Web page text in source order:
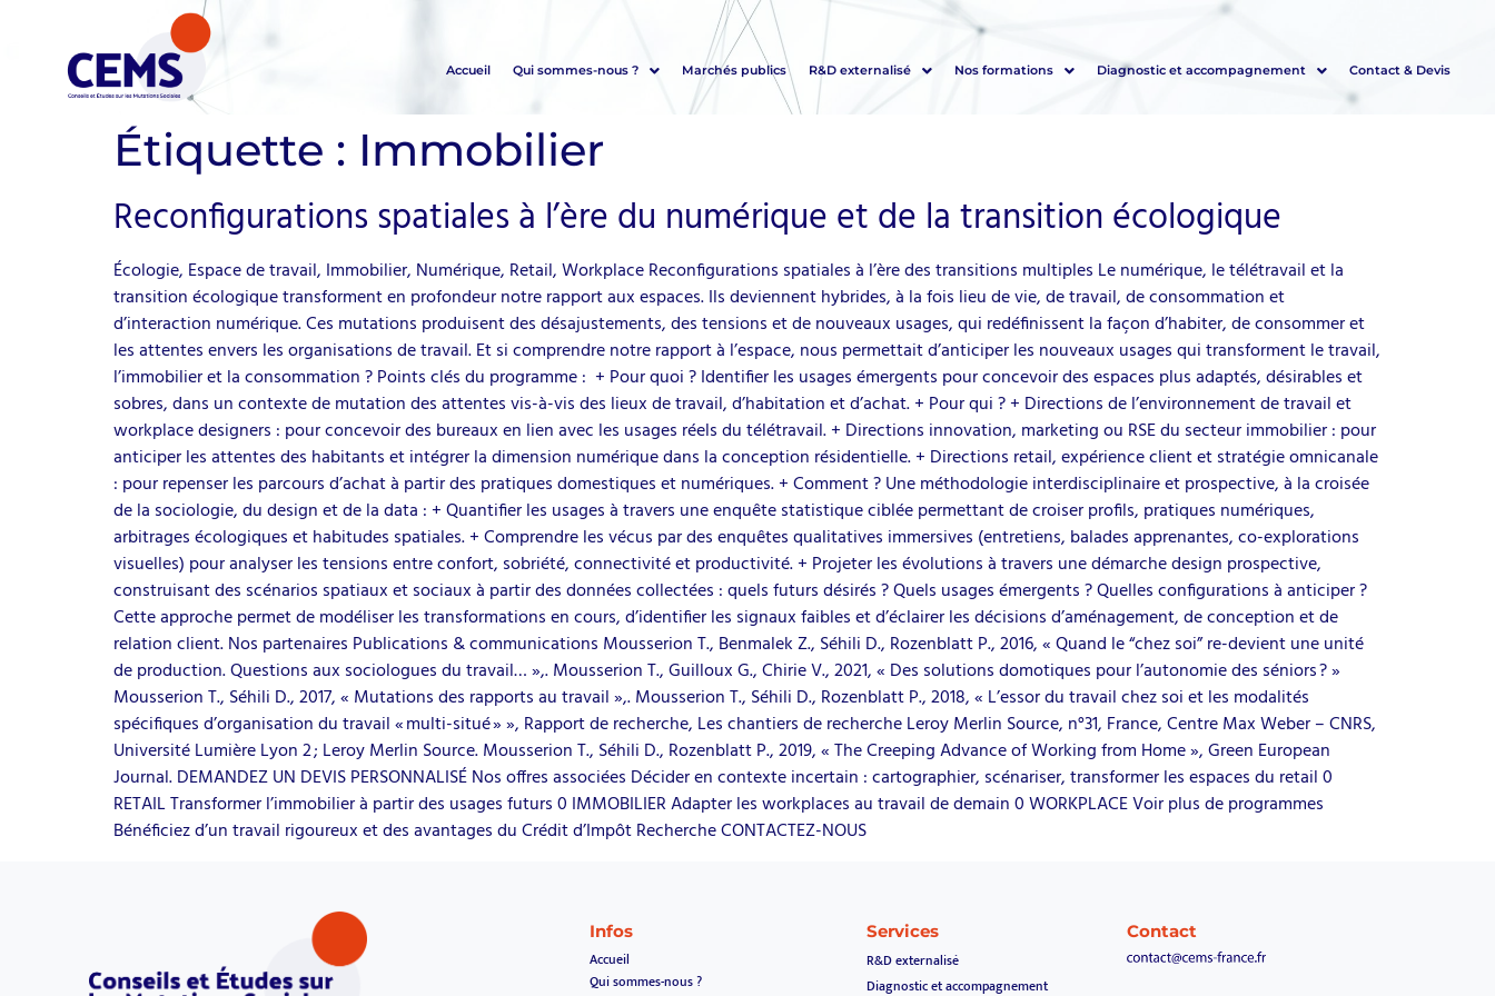
Accueil Qui sommes-nous ? Marchés publics R&D externalisé Nos formations Diagnostic et accompagnement Contact & Devis
Étiquette : Immobilier
Reconfigurations spatiales à l’ère du numérique et de la transition écologique
Écologie, Espace de travail, Immobilier, Numérique, Retail, Workplace Reconfigurations spatiales à l’ère des transitions multiples Le numérique, le télétravail et la
transition écologique transforment en profondeur notre rapport aux espaces. Ils deviennent hybrides, à la fois lieu de vie, de travail, de consommation et
d’interaction numérique. Ces mutations produisent des désajustements, des tensions et de nouveaux usages, qui redéfinissent la façon d’habiter, de consommer et
les attentes envers les organisations de travail. Et si comprendre notre rapport à l’espace, nous permettait d’anticiper les nouveaux usages qui transforment le travail,
l’immobilier et la consommation ? Points clés du programme : + Pour quoi ? Identifier les usages émergents pour concevoir des espaces plus adaptés, désirables et
sobres, dans un contexte de mutation des attentes vis-à-vis des lieux de travail, d’habitation et d’achat. + Pour qui ? + Directions de l’environnement de travail et
workplace designers : pour concevoir des bureaux en lien avec les usages réels du télétravail. + Directions innovation, marketing ou RSE du secteur immobilier : pour
anticiper les attentes des habitants et intégrer la dimension numérique dans la conception résidentielle. + Directions retail, expérience client et stratégie omnicanale
: pour repenser les parcours d’achat à partir des pratiques domestiques et numériques. + Comment ? Une méthodologie interdisciplinaire et prospective, à la croisée
de la sociologie, du design et de la data : + Quantifier les usages à travers une enquête statistique ciblée permettant de croiser profils, pratiques numériques,
arbitrages écologiques et habitudes spatiales. + Comprendre les vécus par des enquêtes qualitatives immersives (entretiens, balades apprenantes, co-explorations
visuelles) pour analyser les tensions entre confort, sobriété, connectivité et productivité. + Projeter les évolutions à travers une démarche design prospective,
construisant des scénarios spatiaux et sociaux à partir des données collectées : quels futurs désirés ? Quels usages émergents ? Quelles configurations à anticiper ?
Cette approche permet de modéliser les transformations en cours, d’identifier les signaux faibles et d’éclairer les décisions d’aménagement, de conception et de
relation client. Nos partenaires Publications & communications Mousserion T., Benmalek Z., Séhili D., Rozenblatt P., 2016, « Quand le “chez soi” re-devient une unité
de production. Questions aux sociologues du travail… »,. Mousserion T., Guilloux G., Chirie V., 2021, « Des solutions domotiques pour l’autonomie des séniors ? »
Mousserion T., Séhili D., 2017, « Mutations des rapports au travail »,. Mousserion T., Séhili D., Rozenblatt P., 2018, « L’essor du travail chez soi et les modalités
spécifiques d’organisation du travail « multi-situé » », Rapport de recherche, Les chantiers de recherche Leroy Merlin Source, n°31, France, Centre Max Weber – CNRS,
Université Lumière Lyon 2 ; Leroy Merlin Source. Mousserion T., Séhili D., Rozenblatt P., 2019, « The Creeping Advance of Working from Home », Green European
Journal. DEMANDEZ UN DEVIS PERSONNALISÉ Nos offres associées Décider en contexte incertain : cartographier, scénariser, transformer les espaces du retail 0
RETAIL Transformer l’immobilier à partir des usages futurs 0 IMMOBILIER Adapter les workplaces au travail de demain 0 WORKPLACE Voir plus de programmes
Bénéficiez d’un travail rigoureux et des avantages du Crédit d’Impôt Recherche CONTACTEZ-NOUS
Infos
Accueil
Qui sommes-nous ?
Services
R&D externalisé
Diagnostic et accompagnement
Contact